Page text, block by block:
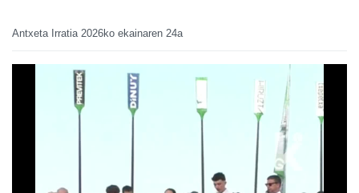
Antxeta Irratia 2026ko ekainaren 24a